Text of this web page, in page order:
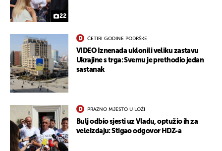
22
ČETIRI GODINE PODRŠKE
VIDEO Iznenada uklonili veliku zastavu
Ukrajine s trga: Svemu je prethodio jedan
sastanak
PRAZNO MJESTO U LOŽI
Bulj odbio sjesti uz Vladu, optužio ih za
veleizdaju: Stigao odgovor HDZ-a
UKLJUČITE NOTIFIKACIJE